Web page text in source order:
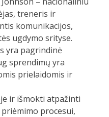
treneris ir
komunikacijos,
ugdymo srityse.
yra pagrindinė
sprendimų yra
prielaidomis ir
ir išmokti atpažinti
procesui,